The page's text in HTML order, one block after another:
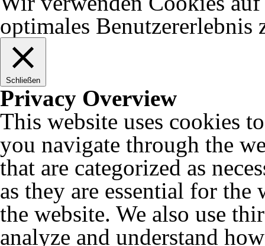
optimales
Schließen
Privacy Overview
This website uses cookies
you navigate through the
that are categorized as
as they are essential for
the website. We also use
analyze and understand